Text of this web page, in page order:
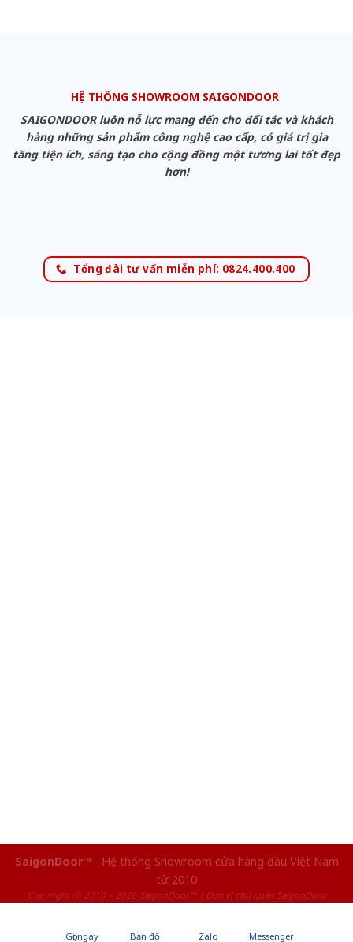
HỆ THỐNG SHOWROOM SAIGONDOOR
SAIGONDOOR luôn nỗ lực mang đến cho đối tác và khách
hàng những sản phẩm công nghệ cao cấp, có giá trị gia
tăng tiện ích, sáng tạo cho cộng đồng một tương lai tốt đẹp
hơn!
Tổng đài tư vấn miễn phí: 0824.400.400
SaigonDoor™ - Hệ thống Showroom cửa hàng đầu Việt Nam
từ 2010
Copyright ⓒ 2010 – 2026 SaigonDoor™ | Đơn vị chủ quản SaigonDoor
Gọi ngay Bản đồ Zalo Messenger